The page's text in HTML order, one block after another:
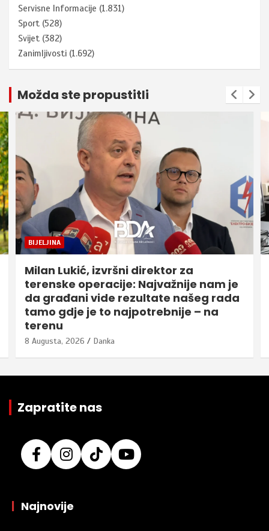
Servisne Informacije (1.831)
Sport (528)
Svijet (382)
Zanimljivosti (1.692)
Možda ste propustitli
BIJELJINA
Milan Lukić, izvršni direktor za
terenske operacije: Najvažnije nam je
da građani vide rezultate našeg rada
tamo gdje je to najpotrebnije – na
terenu
8 Augusta, 2026 Danka
Zapratite nas
| Najnovije